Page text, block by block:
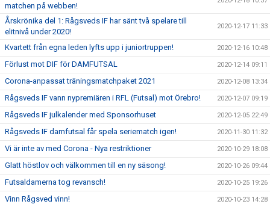
matchen på webben!
Årskrönika del 1: Rågsveds IF har sänt två spelare till
elitnivå under 2020!
2020-12-17 11:33
Kvartett från egna leden lyfts upp i juniortruppen! 2020-12-16 10:48
Förlust mot DIF för DAMFUTSAL 2020-12-14 09:11
Corona-anpassat träningsmatchpaket 2021 2020-12-08 13:34
Rågsveds IF vann nypremiären i RFL (Futsal) mot Örebro! 2020-12-07 09:19
Rågsveds IF julkalender med Sponsorhuset 2020-12-05 22:49
Rågsveds IF damfutsal får spela seriematch igen! 2020-11-30 11:32
Vi är inte av med Corona - Nya restriktioner 2020-10-29 18:08
Glatt höstlov och välkommen till en ny säsong! 2020-10-26 09:44
Futsaldamerna tog revansch! 2020-10-25 19:26
Vinn Rågsved vinn! 2020-10-23 14:28